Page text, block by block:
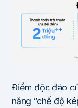
Điểm độc đáo
năng “chế độ